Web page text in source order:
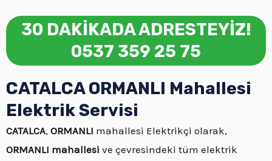
30 DAKİKADA ADRESTEYİZ!
0537 359 25 75
CATALCA ORMANLI Mahallesi
Elektrik Servisi
CATALCA, ORMANLI mahallesi Elektrikçi olarak,
ORMANLI mahallesi ve çevresindeki tüm elektrik